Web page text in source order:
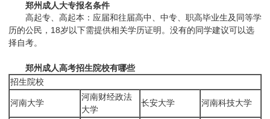
郑州成人大专报名条件
高起专、高起本：应届和往届高中、中专、职高毕业生及同等学
历的公民，18岁以下需提供相关学历证明。没有的同学建议可以选
择自考。
郑州成人高考招生院校有哪些
招生院校
河南大学
河南财经政法
大学
长安大学 河南科技大学